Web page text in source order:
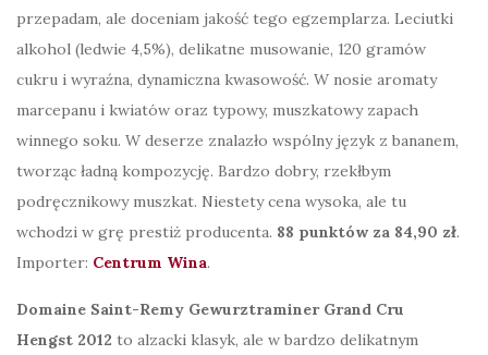
przepadam, ale doceniam jakość tego egzemplarza. Leciutki
alkohol (ledwie 4,5%), delikatne musowanie, 120 gramów
cukru i wyraźna, dynamiczna kwasowość. W nosie aromaty
marcepanu i kwiatów oraz typowy, muszkatowy zapach
winnego soku. W deserze znalazło wspólny język z bananem,
tworząc ładną kompozycję. Bardzo dobry, rzekłbym
podręcznikowy muszkat. Niestety cena wysoka, ale tu
wchodzi w grę prestiż producenta. 88 punktów za 84,90 zł.
Importer: Centrum Wina.
Domaine Saint-Remy Gewurztraminer Grand Cru
Hengst 2012 to alzacki klasyk, ale w bardzo delikatnym